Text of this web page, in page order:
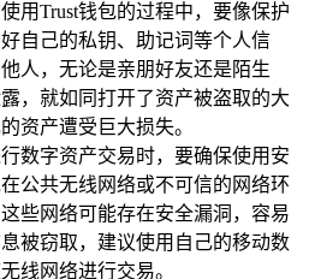
用Trust钱包的过程中，要像保护
自己的私钥、助记词等个人信
人，无论是亲朋好友还是陌生
，就如同打开了资产被盗取的大
资产遭受巨大损失。
数字资产交易时，要确保使用安
公共无线网络或不可信的网络环
些网络可能存在安全漏洞，容易
被窃取，建议使用自己的移动数
线网络进行交易。